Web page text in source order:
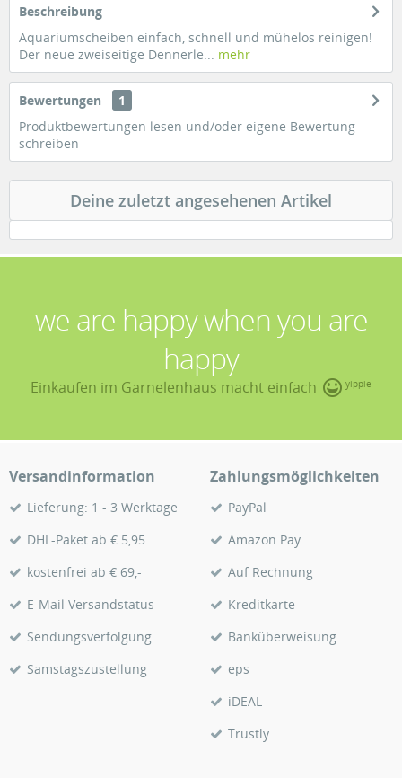
Beschreibung
Aquariumscheiben einfach, schnell und mühelos reinigen!
Der neue zweiseitige Dennerle... mehr
Bewertungen
1
Produktbewertungen lesen und/oder eigene Bewertung
schreiben
Deine zuletzt angesehenen Artikel
we are happy when you are
happy
Einkaufen im Garnelenhaus macht einfach yippie
Versandinformation
Lieferung: 1 - 3 Werktage
DHL-Paket ab € 5,95
kostenfrei ab € 69,-
E-Mail Versandstatus
Sendungsverfolgung
Samstagszustellung
Zahlungsmöglichkeiten
PayPal
Amazon Pay
Auf Rechnung
Kreditkarte
Banküberweisung
eps
iDEAL
Trustly